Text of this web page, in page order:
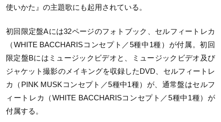
使いかた』の主題歌にも起用されている。
初回限定盤Aには32ページのフォトブック、セルフィートレカ
（WHITE BACCHARISコンセプト／5種中1種）が付属。初回
限定盤Bにはミュージックビデオと、ミュージックビデオ及び
ジャケット撮影のメイキングを収録したDVD、セルフィートレ
カ（PINK MUSKコンセプト／5種中1種）が、通常盤はセルフ
ィートレカ（WHITE BACCHARISコンセプト／5種中1種）が
付属する。